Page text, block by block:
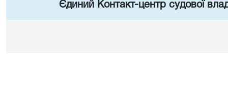
Єдиний Контакт-центр судової